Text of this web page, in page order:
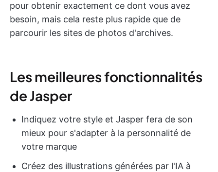
pour obtenir exactement ce dont vous avez
besoin, mais cela reste plus rapide que de
parcourir les sites de photos d'archives.
Les meilleures fonctionnalités
de Jasper
Indiquez votre style et Jasper fera de son
mieux pour s'adapter à la personnalité de
votre marque
Créez des illustrations générées par l'IA à